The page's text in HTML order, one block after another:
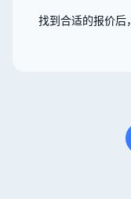
找到合适的报价后